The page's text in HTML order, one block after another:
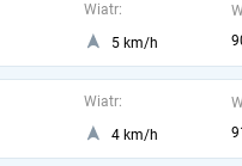
Wiatr:
5 km/h
Wiatr:
4 km/h